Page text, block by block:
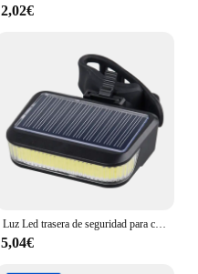
2,02€
Luz Led trasera de seguridad para ciclismo, recargable por USB, energía Solar para bicicleta
5,04€